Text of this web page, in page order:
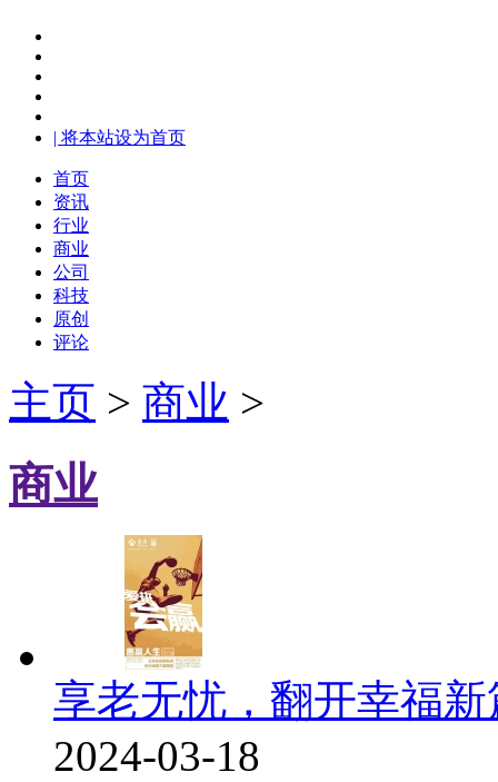
| 将本站设为首页
首页
资讯
行业
商业
公司
科技
原创
评论
主页 > 商业 >
商业
享老无忧，翻开幸福
2024-03-18